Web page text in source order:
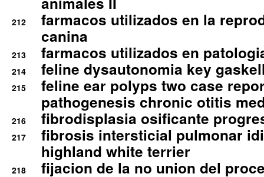
212
farmacos utilizados en la
canina
213 farmacos utilizados en
214 feline dysautonomia key
215
feline ear polyps two case
pathogenesis chronic otitis
216 fibrodisplasia osificante
217
fibrosis intersticial pulmonar
highland white terrier
218
fijacion de la no union del